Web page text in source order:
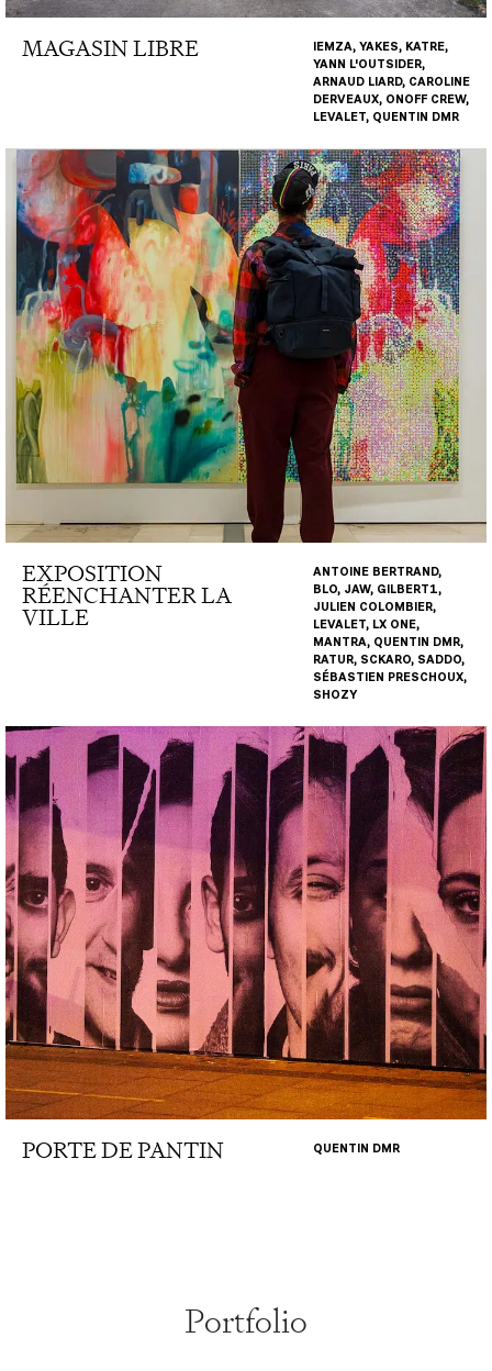
MAGASIN LIBRE
IEMZA, YAKES, KATRE,
YANN L'OUTSIDER,
ARNAUD LIARD, CAROLINE
DERVEAUX, ONOFF CREW,
LEVALET, QUENTIN DMR
EXPOSITION
RÉENCHANTER LA
VILLE
ANTOINE BERTRAND,
BLO, JAW, GILBERT1,
JULIEN COLOMBIER,
LEVALET, LX ONE,
MANTRA, QUENTIN DMR,
RATUR, SCKARO, SADDO,
SÉBASTIEN PRESCHOUX,
SHOZY
PORTE DE PANTIN QUENTIN DMR
Portfolio